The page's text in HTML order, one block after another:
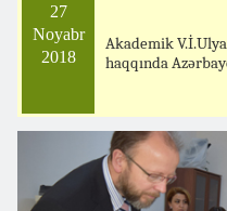
27
Noyabr
2018
Akademik
haqqında